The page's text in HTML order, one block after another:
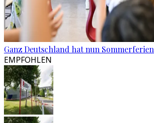
Ganz Deutschland hat nun Sommerferien
EMPFOHLEN